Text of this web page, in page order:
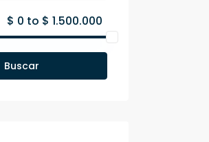
$ 0 to $ 1.500.000
Buscar